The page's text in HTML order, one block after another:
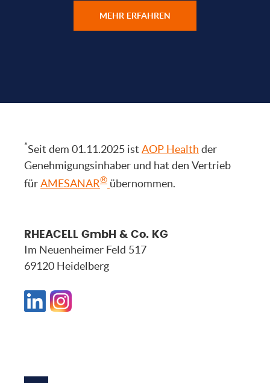
MEHR ERFAHREN
*Seit dem 01.11.2025 ist AOP Health der
Genehmigungsinhaber und hat den Vertrieb
fürAMESANAR® übernommen.
RHEACELL GmbH & Co. KG
Im Neuenheimer Feld 517
69120 Heidelberg